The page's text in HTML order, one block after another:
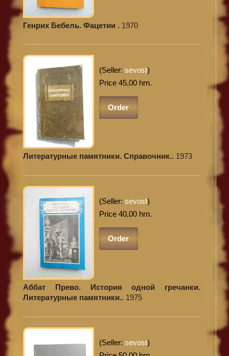
Генрих Бебель. Фацетии . 1970
(Seller: sevost)
Price 45,00 hrn.
Order
Литературные памятники. Справочник.. 1973
(Seller: sevost)
Price 40,00 hrn.
Order
Аббат Прево. История одной гречанки.
Литературные памятники.. 1975
(Seller: sevost)